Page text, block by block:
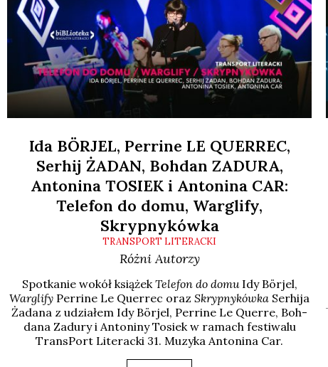
Ida BÖRJEL, Perrine LE QUERREC,
Serhij ŻADAN, Bohdan ZADURA,
Antonina TOSIEK i Antonina CAR:
Telefon do domu, Warglify,
Skrypnykówka
TRANSPORT LITERACKI
Różni Autorzy
Spo­tka­nie wokół ksią­żek Tele­fon do domuIdy Bör­jel,
War­gli­fy Per­ri­ne Le Quer­rec oraz Skryp­ny­ków­ka Ser­hi­ja
Żada­na z udzia­łem Idy Bör­jel, Per­ri­ne Le Quer­re, Boh­
da­na Zadu­ry i Anto­ni­ny Tosiek w ramach festi­wa­lu
Trans­Port Lite­rac­ki 31. Muzy­ka Anto­ni­na Car.